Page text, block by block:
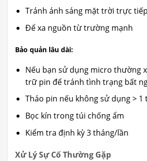
Tránh ánh sáng mặt trời trực tiếp
Để xa nguồn từ trường mạnh
Bảo quản lâu dài:
Nếu bạn sử dụng micro thường
trữ pin để tránh tình trạng bất
Tháo pin nếu không sử dụng > 1
Bọc kín trong túi chống ẩm
Kiểm tra định kỳ 3 tháng/lần
Xử Lý Sự Cố Thường Gặp